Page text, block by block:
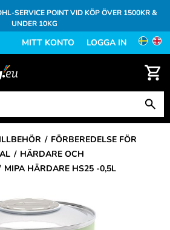
SERVICE POINT VID KÖP ÖVER 1500KR &
UNDER 10KG
MITT KONTO LOGGA IN
FÖRBEREDELSE FÖR
HÄRDARE OCH
MIPA HÄRDARE HS25 -0,5L